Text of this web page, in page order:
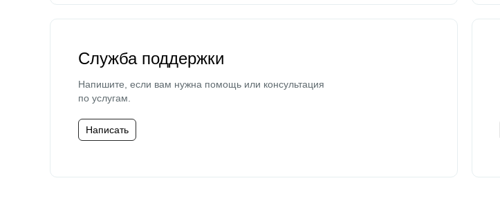
Служба поддержки
Напишите, если вам нужна помощь или консультация
по услугам.
Написать